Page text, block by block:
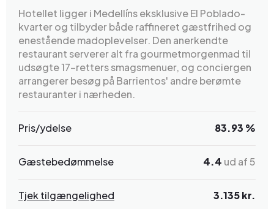
Hotellet ligger i Medellíns eksklusive El Poblado-
kvarter og tilbyder både raffineret gæstfrihed og
enestående madoplevelser. Den anerkendte
restaurant serverer alt fra gourmetmorgenmad til
udsøgte 17-retters smagsmenuer, og conciergen
arrangerer besøg på Barrientos' andre berømte
restauranter i nærheden.
Pris/ydelse 83.93 %
Gæstebedømmelse 4.4 ud af 5
Tjek tilgængelighed 3.135 kr.